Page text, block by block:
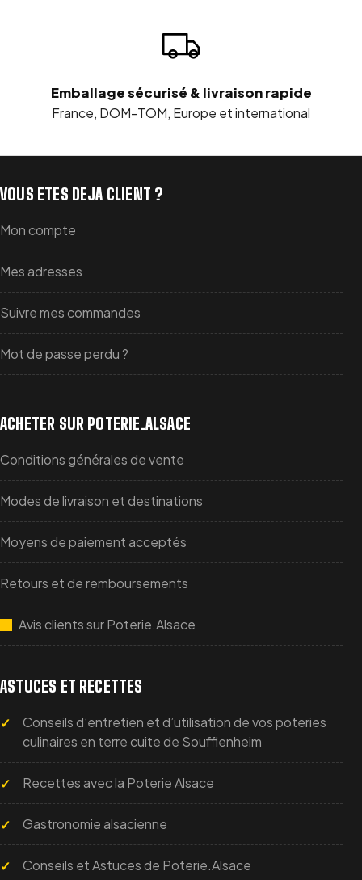
Emballage sécurisé & livraison rapide
France, DOM-TOM, Europe et international
VOUS ETES DEJA CLIENT ?
Mon compte
Mes adresses
Suivre mes commandes
Mot de passe perdu ?
ACHETER SUR POTERIE.ALSACE
Conditions générales de vente
Modes de livraison et destinations
Moyens de paiement acceptés
Retours et de remboursements
Avis clients sur Poterie.Alsace
ASTUCES ET RECETTES
Conseils d’entretien et d’utilisation de vos poteries
culinaires en terre cuite de Soufflenheim
Recettes avec la Poterie Alsace
Gastronomie alsacienne
Conseils et Astuces de Poterie.Alsace